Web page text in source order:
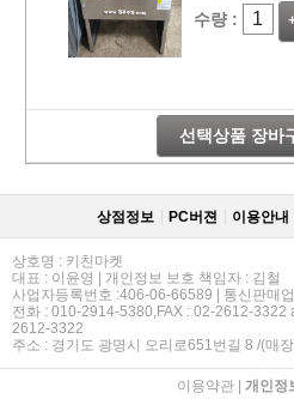
수량 :
선택상품 장바
상점정보 PC버젼 이용안내
상호명 : 키친마켓
대표 : 이윤영 | 개인정보 보호 책임자 : 김철
사업자등록번호 :406-06-66589 | 통신판매
전화 : 010-2914-5380,FAX : 02-2612-3322
2612-3322
주소 : 경기도 광명시 오리로651번길 8 /(매
이용약관| 개인정